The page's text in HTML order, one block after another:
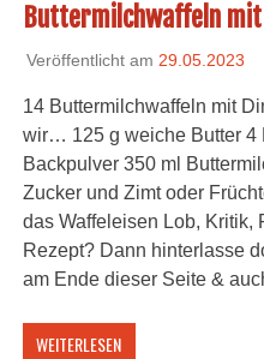
Buttermilchwaffeln mit
Veröffentlicht am 29.05.2023
14 Buttermilchwaffeln mit
wir… 125 g weiche Butter 4
Backpulver 350 ml
Zucker und Zimt oder
das Waffeleisen Lob, Kritik,
Rezept? Dann hinterlasse
am Ende dieser Seite &
WEITERLESEN